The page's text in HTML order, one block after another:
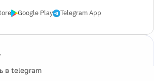
Google Play Telegram App